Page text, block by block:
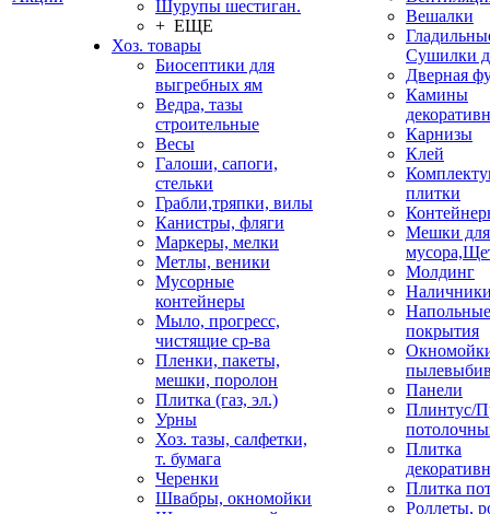
Шурупы шестиган.
+ ЕЩЕ
Хоз. товары
Биосептики для
выгребных ям
Ведра, тазы
строительные
Весы
Галоши, сапоги,
стельки
Грабли,тряпки, вилы
Канистры, фляги
Маркеры, мелки
Метлы, веники
Мусорные
контейнеры
Мыло, прогресс,
чистящие ср-ва
Пленки, пакеты,
мешки, поролон
Плитка (газ, эл.)
Урны
Хоз. тазы, салфетки,
т. бумага
Черенки
Швабры, окномойки
Вешалки
Сушилки
Дверная
Камины
Карнизы
Клей
плитки
Мешки для
Молдинг
Напольные
покрытия
Панели
Плинтус/
Плитка
Плитка
Роллеты,